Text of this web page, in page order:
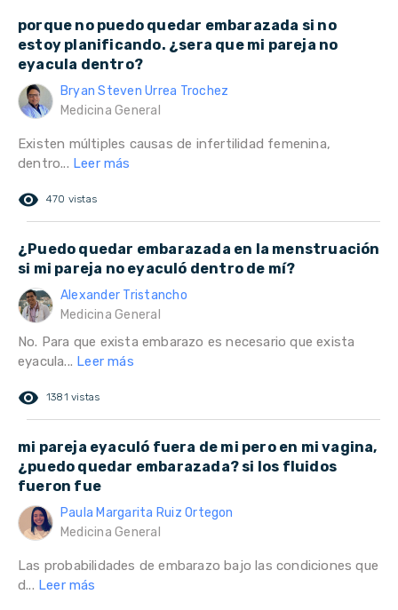
porque no puedo quedar embarazada si no
estoy planificando. ¿sera que mi pareja no
eyacula dentro?
Bryan Steven Urrea Trochez
Medicina General
Existen múltiples causas de infertilidad femenina,
dentro... Leer más
remove_red_eye 470 vistas
¿Puedo quedar embarazada en la menstruación
si mi pareja no eyaculó dentro de mí?
Alexander Tristancho
Medicina General
No. Para que exista embarazo es necesario que exista
eyacula... Leer más
remove_red_eye 1381 vistas
mi pareja eyaculó fuera de mi pero en mi vagina,
¿puedo quedar embarazada? si los fluidos
fueron fue
Paula Margarita Ruiz Ortegon
Medicina General
Las probabilidades de embarazo bajo las condiciones que
d... Leer más